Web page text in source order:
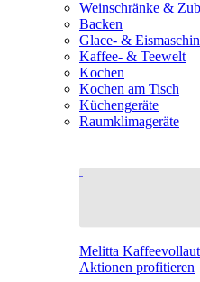
Weinschränke &
Backen
Glace- &
Kaffee- & Teewelt
Kochen
Kochen am Tisch
Küchengeräte
Raumklimageräte
Melitta
Aktionen profitieren